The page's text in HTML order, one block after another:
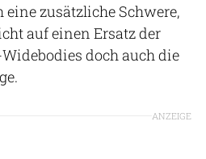
eine zusätzliche Schwere,
auf einen Ersatz der
doch auch die
ANZEIGE